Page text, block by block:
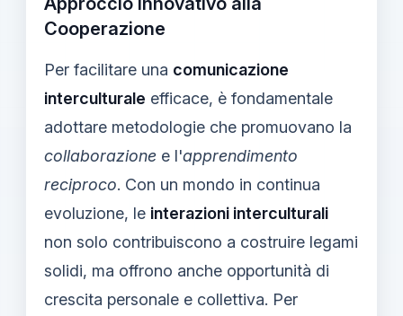
Cooperazione
Per facilitare una comunicazione
interculturale efficace, è fondamentale
adottare metodologie che promuovano la
collaborazione e l'apprendimento
reciproco. Con un mondo in continua
evoluzione, le interazioni interculturali
non solo contribuiscono a costruire legami
solidi, ma offrono anche opportunità di
crescita personale e collettiva. Per